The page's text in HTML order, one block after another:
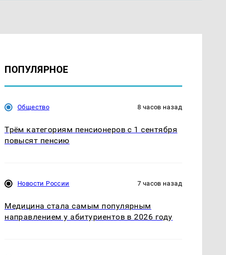
ПОПУЛЯРНОЕ
Общество 8 часов назад
Трём категориям пенсионеров с 1 сентября
повысят пенсию
Новости России 7 часов назад
Медицина стала самым популярным
направлением у абитуриентов в 2026 году